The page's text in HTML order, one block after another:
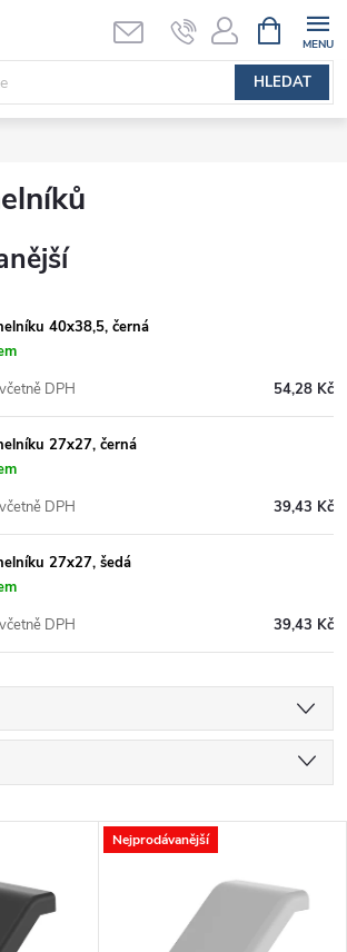
HLEDAT
NÁKUPNÍ
KOŠÍK
40x38,5, černá
54,28 Kč
DPH
27x27, černá
39,43 Kč
DPH
27x27, šedá
39,43 Kč
DPH
Nejprodávanější